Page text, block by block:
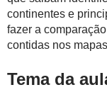
continentes e
fazer a
contidas nos
Tema da